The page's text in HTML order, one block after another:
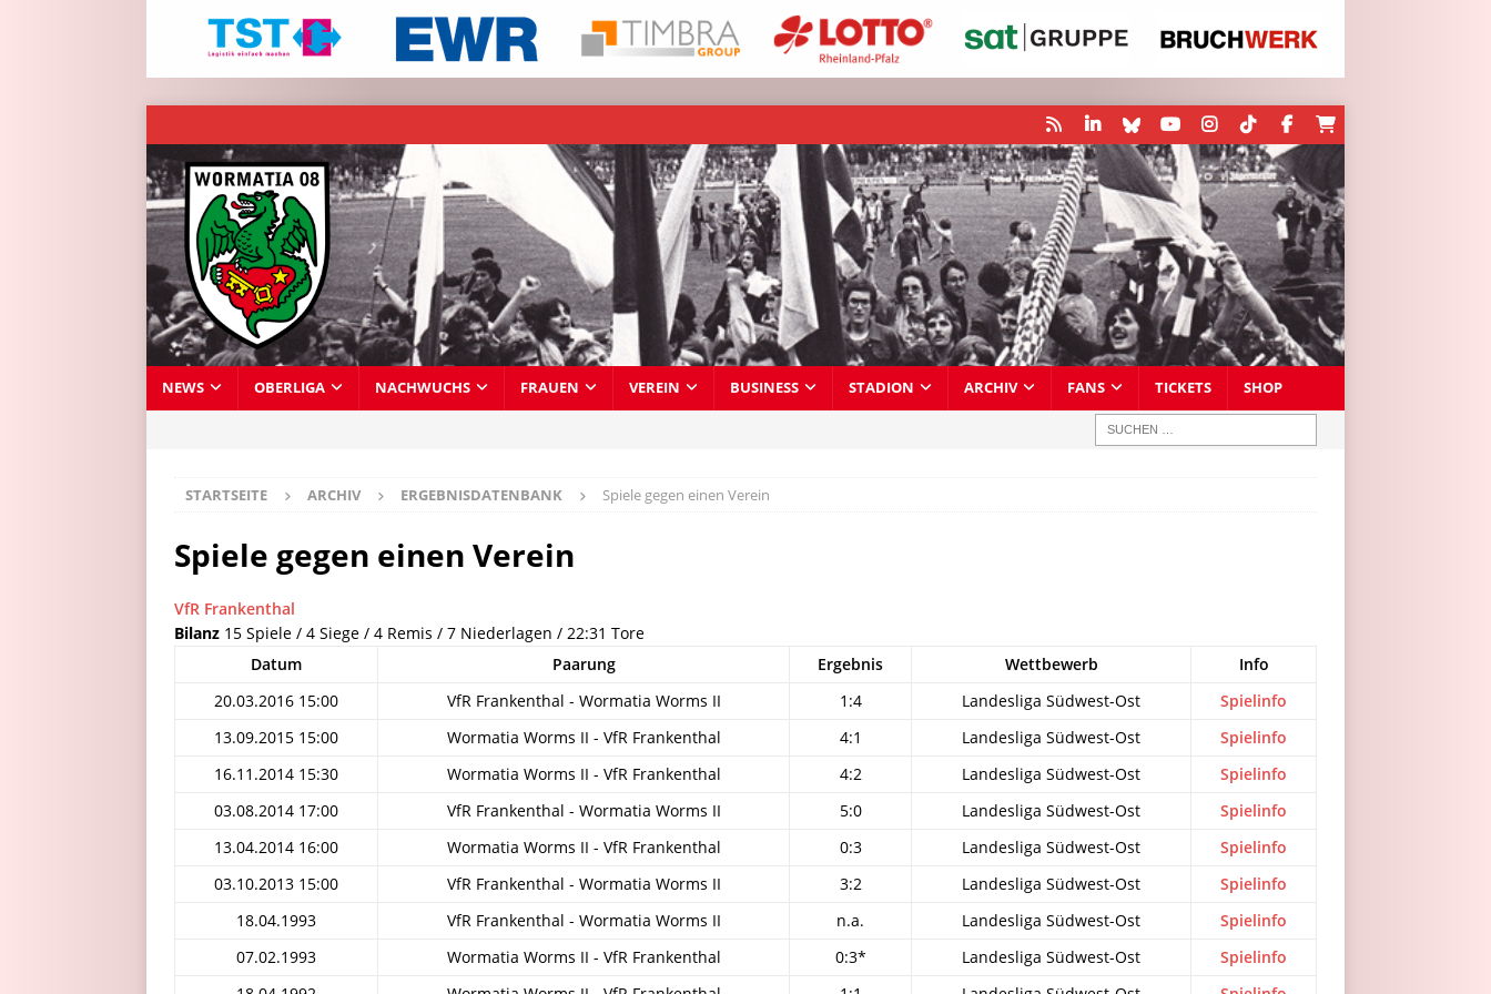
NEWS OBERLIGA NACHWUCHS FRAUEN VEREIN BUSINESS STADION ARCHIV FANS TICKETS SHOP
STARTSEITE ARCHIV ERGEBNISDATENBANK Spiele gegen einen Verein
Spiele gegen einen Verein
VfR Frankenthal
Bilanz 15 Spiele / 4 Siege / 4 Remis / 7 Niederlagen / 22:31 Tore
Datum
Paarung Ergebnis Wettbewerb
Info
20.03.2016 15:00
VfR Frankenthal - Wormatia Worms II 1:4 Landesliga Südwest-Ost
Spielinfo
13.09.2015 15:00
Wormatia Worms II - VfR Frankenthal 4:1 Landesliga Südwest-Ost
Spielinfo
16.11.2014 15:30
Wormatia Worms II - VfR Frankenthal 4:2 Landesliga Südwest-Ost
Spielinfo
03.08.2014 17:00
VfR Frankenthal - Wormatia Worms II 5:0 Landesliga Südwest-Ost
Spielinfo
13.04.2014 16:00
Wormatia Worms II - VfR Frankenthal 0:3 Landesliga Südwest-Ost
Spielinfo
03.10.2013 15:00
VfR Frankenthal - Wormatia Worms II 3:2 Landesliga Südwest-Ost
Spielinfo
18.04.1993
VfR Frankenthal - Wormatia Worms II n.a. Landesliga Südwest-Ost
Spielinfo
07.02.1993
Wormatia Worms II - VfR Frankenthal 0:3* Landesliga Südwest-Ost
Spielinfo